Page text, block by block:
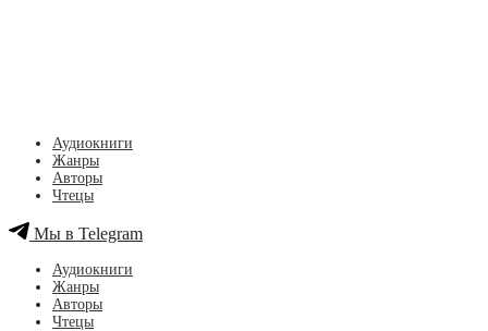
Аудиокниги
Жанры
Авторы
Чтецы
Мы в Telegram
Аудиокниги
Жанры
Авторы
Чтецы